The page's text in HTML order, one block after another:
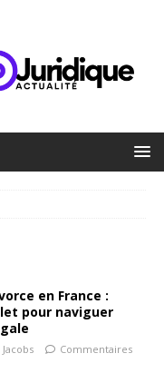
en France :
pour naviguer
Commentaires